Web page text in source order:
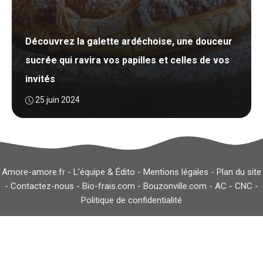
Découvrez la galette ardéchoise, une douceur
sucrée qui ravira vos papilles et celles de vos
invités
25 juin 2024
Amore-amore.fr - L'équipe & Édito - Mentions légales - Plan du site
- Contactez-nous - Bio-frais.com - Bouzonville.com - AC - CNC -
Politique de confidentialité